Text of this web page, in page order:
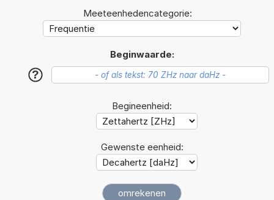
Meeteenhedencategorie:
Beginwaarde:
?
Begineenheid:
Gewenste eenheid: